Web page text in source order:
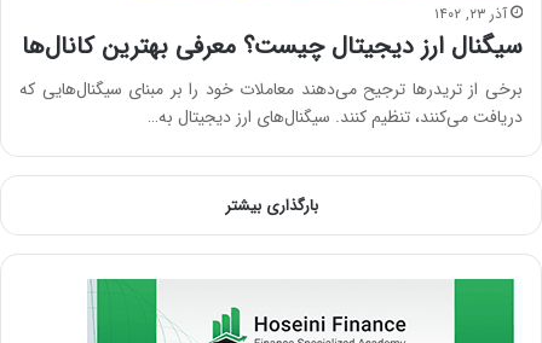
آذر ۲۳, ۱۴۰۲
سیگنال ارز دیجیتال چیست؟ معرفی بهترین کانال‌ها
برخی از تریدرها ترجیح می‌دهند معاملات خود را بر مبنای سیگنال‌هایی که
دریافت می‌کنند، تنظیم کنند. سیگنال‌های ارز دیجیتال به…
بارگذاری بیشتر